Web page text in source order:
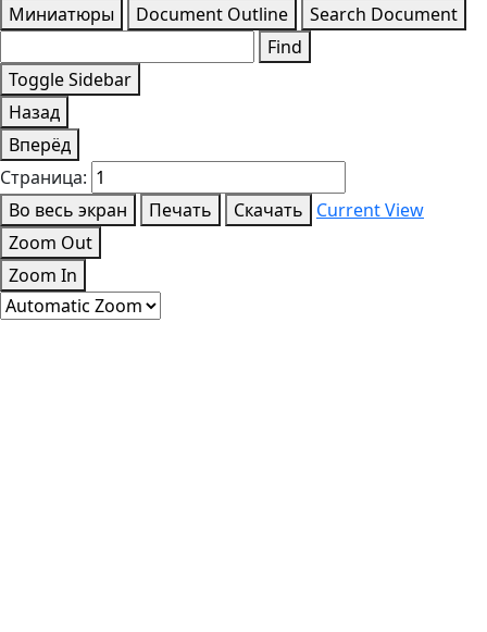
Миниатюры
Document Outline
Search Document
Find
Toggle Sidebar
Назад
Вперёд
Страница:
Во весь экран
Печать Скачать
Current View
Zoom Out
Zoom In